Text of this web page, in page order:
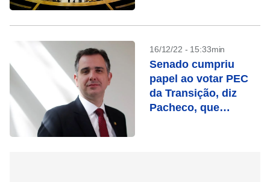
STF
16/12/22 - 15:33min
Senado cumpriu
papel ao votar PEC
da Transição, diz
Pacheco, que